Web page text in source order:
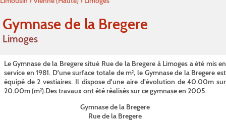
Gymnase de la Bregere
Limoges
Le Gymnase de la Bregere situé Rue de la Bregere à Limoges a été mis en
service en 1981. D'une surface totale de m², le Gymnase de la Bregere est
équipé de 2 vestiaires. Il dispose d'une aire d'évolution de 40.00m sur
20.00m (m²).Des travaux ont été réalisés sur ce gymnase en 2005.
Gymnase de la Bregere
Rue de la Bregere